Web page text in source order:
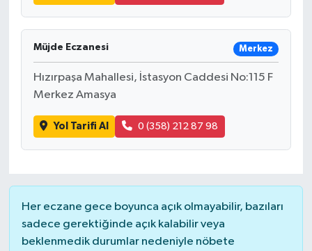
Müjde Eczanesi Merkez
Hızırpaşa Mahallesi, İstasyon Caddesi No:115 F
Merkez Amasya
Yol Tarifi Al 0 (358) 212 87 98
Her eczane gece boyunca açık olmayabilir, bazıları
sadece gerektiğinde açık kalabilir veya
beklenmedik durumlar nedeniyle nöbete